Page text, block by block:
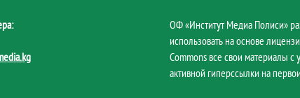
ОФ «Институт Медиа Полиси»
использовать на основе
Commons все свои материалы с
активной гиперссылки на